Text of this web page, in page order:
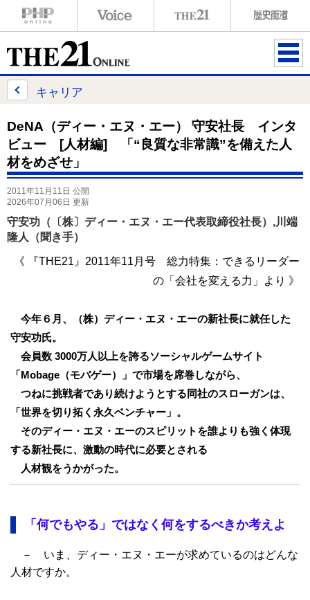
ME
キャリア
DeNA（ディー・エヌ・エー） 守安社長 インタ
ビュー [人材編] 「“良質な非常識”を備えた人
材をめざせ」
2011年11月11日 公開
2026年07月06日 更新
守安功（〔株〕ディー・エヌ・エー代表取締役社長）,川端
隆人（聞き手）
《 『THE21』2011年11月号 総力特集：できるリーダー
の「会社を変える力」より 》
今年６月、（株）ディー・エヌ・エーの新社長に就任した
守安功氏。
会員数 3000万人以上を誇るソーシャルゲームサイト
「Mobage（モバゲー）」で市場を席巻しながら、
つねに挑戦者であり続けようとする同社のスローガンは、
「世界を切り拓く永久ベンチャー」。
そのディー・エヌ・エーのスピリットを誰よりも強く体現
する新社長に、激動の時代に必要とされる
人材観をうかがった。
「何でもやる」ではなく何をするべきか考えよ
－ いま、ディー・エヌ・エーが求めているのはどんな
人材ですか。